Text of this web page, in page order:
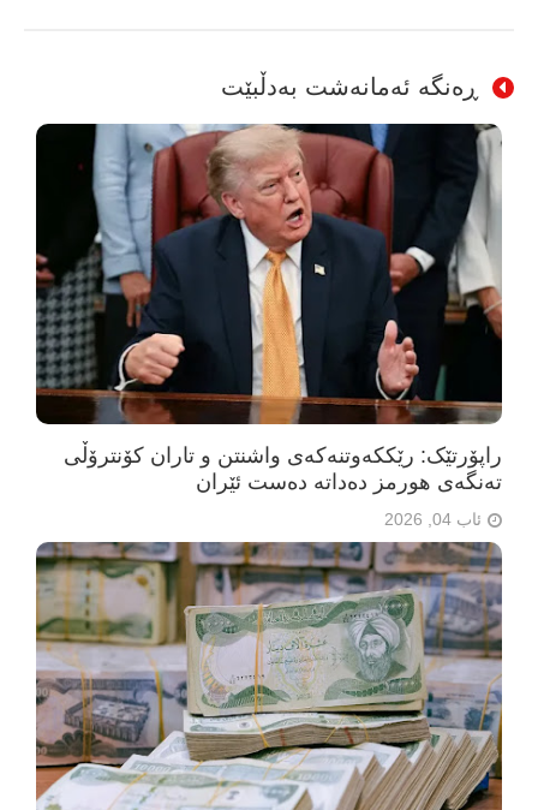
ڕەنگە ئەمانەشت بەدڵبێت
راپۆرتێک: رێککەوتنەکەی واشنتن و تاران کۆنترۆڵی
تەنگەی هورمز دەداتە دەست ئێران
ئاب 04, 2026